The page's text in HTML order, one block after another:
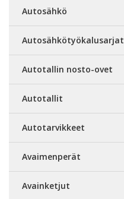
Autosähkö
Autosähkötyökalusarjat
Autotallin nosto-ovet
Autotallit
Autotarvikkeet
Avaimenperät
Avainketjut